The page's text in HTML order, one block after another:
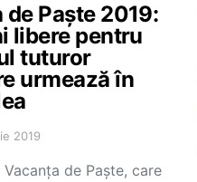
Paște 2019:
libere pentru
tuturor
urmează în
2019
de Paște, care